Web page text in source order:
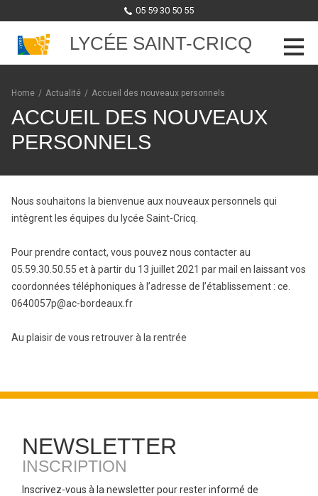
05 59 30 50 55
LYCÉE SAINT-CRICQ
Skip to content
Home / Actualité / Accueil des nouveaux personnels
ACCUEIL DES NOUVEAUX
PERSONNELS
Nous souhaitons la bienvenue aux nouveaux personnels qui
intègrent les équipes du lycée Saint-Cricq.
Pour prendre contact, vous pouvez nous contacter au
05.59.30.50.55 et à partir du 13 juillet 2021 par mail en laissant vos
coordonnées téléphoniques à l’adresse de l’établissement : ce.
0640057p@ac-bordeaux.fr
Au plaisir de vous retrouver à la rentrée
NEWSLETTER
INSCRIPTION
Inscrivez-vous à la newsletter pour rester informé de